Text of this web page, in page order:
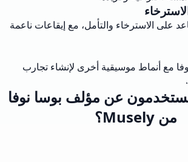
على الاسترخاء والتأمل، مع إيقاعات ناعمة
مع أنماط موسيقية أخرى لإنشاء تجارب
عن مؤلف بوسا نوفا
من Musely؟